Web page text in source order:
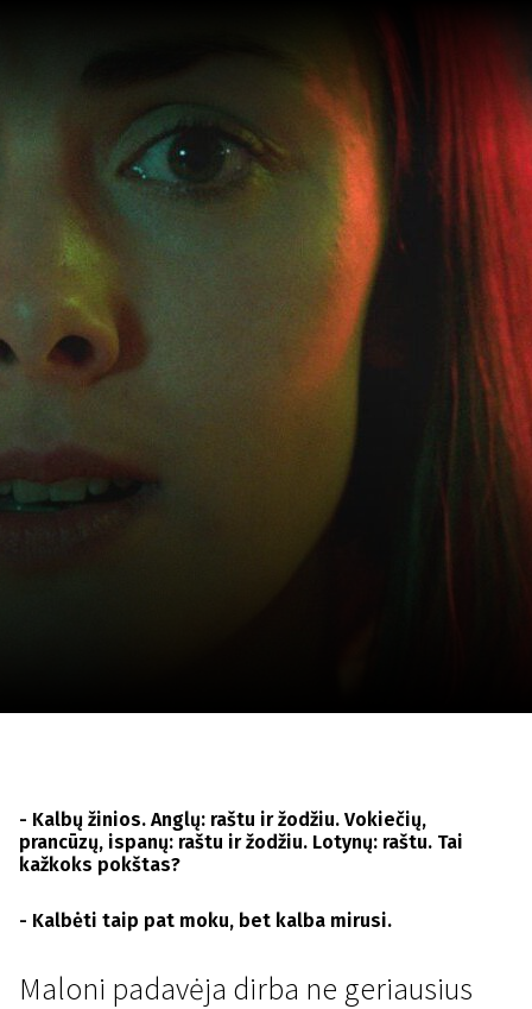
- Kalbų žinios. Anglų: raštu ir žodžiu. Vokiečių,
prancūzų, ispanų: raštu ir žodžiu. Lotynų: raštu. Tai
kažkoks pokštas?
- Kalbėti taip pat moku, bet kalba mirusi.
Maloni padavėja dirba ne geriausius